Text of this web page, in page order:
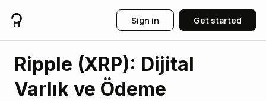
Sign in Get started
Ripple (XRP): Dijital
Varlık ve Ödeme